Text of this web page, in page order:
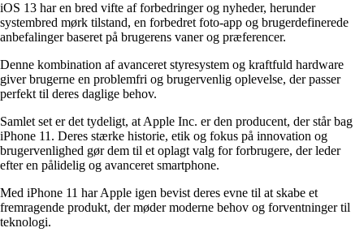
iOS 13 har en bred vifte af forbedringer og nyheder, herunder
systembred mørk tilstand, en forbedret foto-app og brugerdefinerede
anbefalinger baseret på brugerens vaner og præferencer.
Denne kombination af avanceret styresystem og kraftfuld hardware
giver brugerne en problemfri og brugervenlig oplevelse, der passer
perfekt til deres daglige behov.
Samlet set er det tydeligt, at Apple Inc. er den producent, der står bag
iPhone 11. Deres stærke historie, etik og fokus på innovation og
brugervenlighed gør dem til et oplagt valg for forbrugere, der leder
efter en pålidelig og avanceret smartphone.
Med iPhone 11 har Apple igen bevist deres evne til at skabe et
fremragende produkt, der møder moderne behov og forventninger til
teknologi.